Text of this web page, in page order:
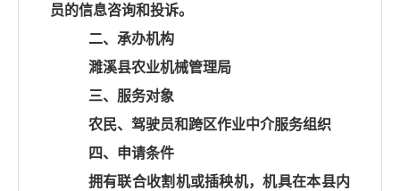
员的信息咨询和投诉。
二、承办机构
濉溪县农业机械管理局
三、服务对象
农民、驾驶员和跨区作业中介服务组织
四、申请条件
拥有联合收割机或插秧机，机具在本县内